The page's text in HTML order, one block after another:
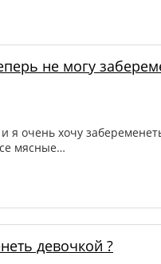
не могу
я очень хочу
мясные…
девочкой ?